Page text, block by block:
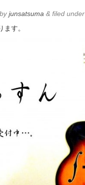
byjunsatsuma & filed under
す。